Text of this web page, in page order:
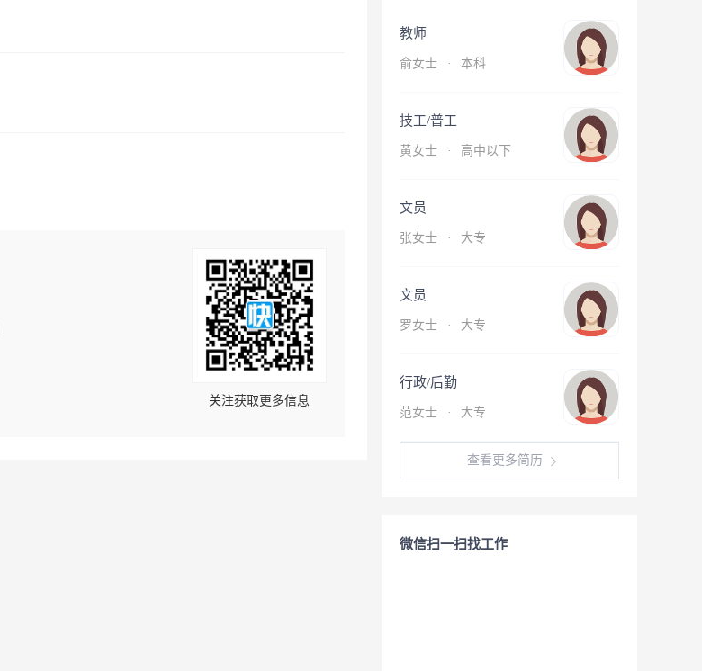
关注获取更多信息
教师
俞女士 · 本科
技工/普工
黄女士 · 高中以下
文员
张女士 · 大专
文员
罗女士 · 大专
行政/后勤
范女士 · 大专
查看更多简历
微信扫一扫找工作